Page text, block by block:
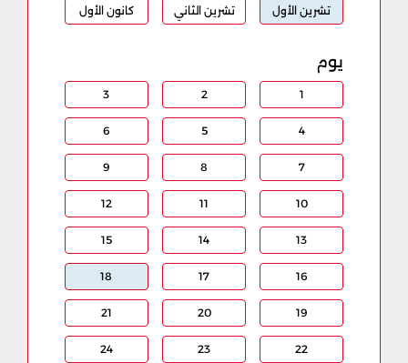
تشرين الأول تشرين الثاني كانون الأول
يوم
1
2
3
4
5
6
7
8
9
10
11
12
13
14
15
16
17
18
19
20
21
22
23
24